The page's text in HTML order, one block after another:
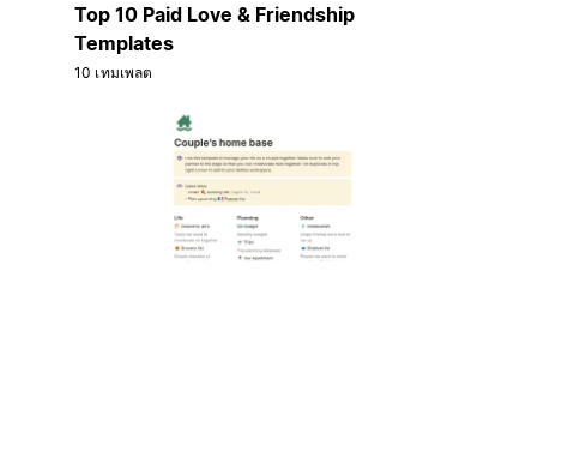
Top 10 Paid Love & Friendship
Templates
10 เทมเพลต